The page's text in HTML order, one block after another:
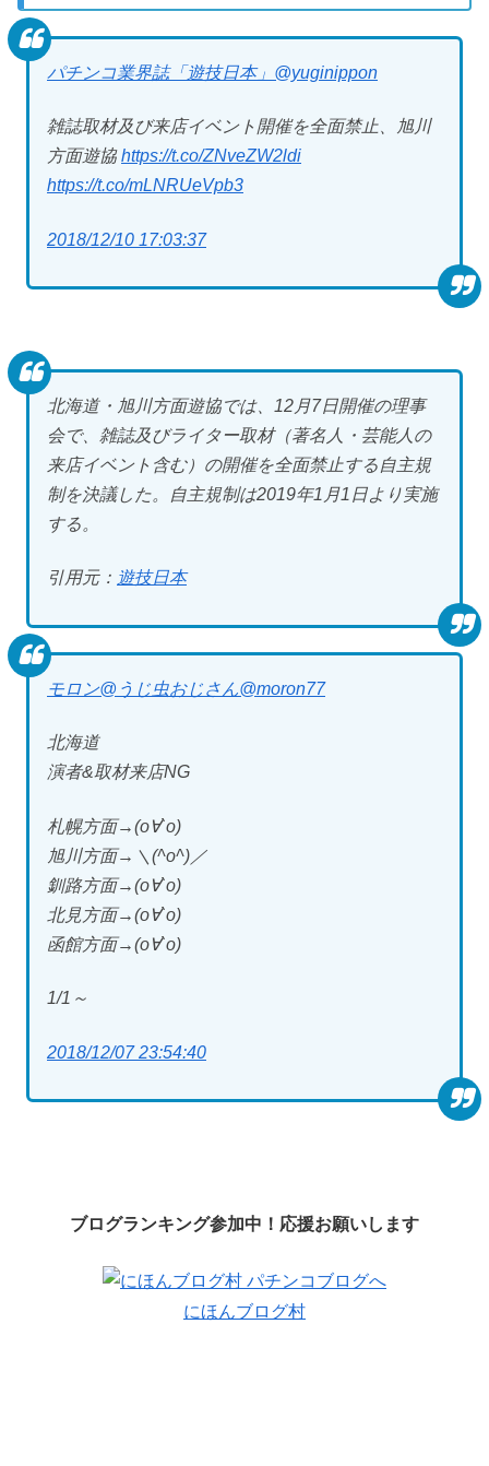
パチンコ業界誌「遊技日本」 @yuginippon
雑誌取材及び来店イベント開催を全面禁止、旭川
方面遊協https://t.co/ZNveZW2ldi
https://t.co/mLNRUeVpb3
2018/12/10 17:03:37
北海道・旭川方面遊協では、12月7日開催の理事
会で、雑誌及びライター取材（著名人・芸能人の
来店イベント含む）の開催を全面禁止する自主規
制を決議した。自主規制は2019年1月1日より実施
する。
引用元： 遊技日本
モロン@うじ虫おじさん@moron77
北海道
演者&取材来店NG
札幌方面→(о∀`о)
旭川方面→＼(^o^)／
釧路方面→(о∀`о)
北見方面→(о∀`о)
函館方面→(о∀`о)
1/1～
2018/12/07 23:54:40
ブログランキング参加中！応援お願いします
にほんブログ村